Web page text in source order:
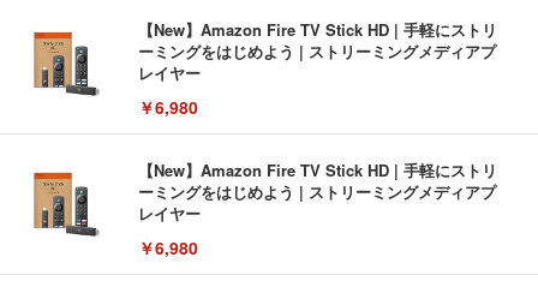
【New】Amazon Fire TV Stick HD | 手軽にストリ
ーミングをはじめよう | ストリーミングメディアプ
レイヤー
￥6,980
【New】Amazon Fire TV Stick HD | 手軽にストリ
ーミングをはじめよう | ストリーミングメディアプ
レイヤー
￥6,980